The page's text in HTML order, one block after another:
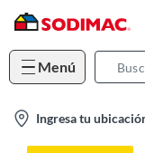
Menú
Ingresa tu